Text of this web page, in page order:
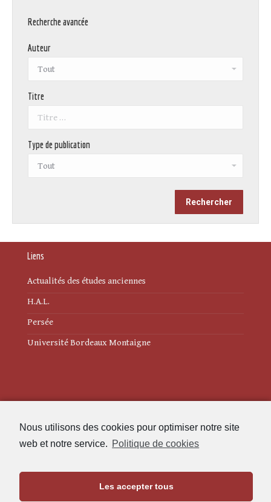
Nous utilisons des cookies pour optimiser notre site
web et notre service. Politique de cookies
Les accepter tous
Recherche avancée
Auteur
Titre
Type de publication
Liens
Actualités des études anciennes
H.A.L.
Persée
Université Bordeaux Montaigne
Politique de cookies (UE)